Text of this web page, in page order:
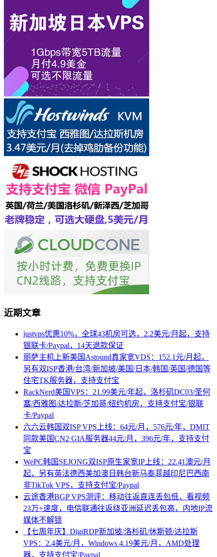
近期文章
justvps优惠10%，全球43机房可选，2.2美元/月起，支持
银联卡/Paypal，14天退款保证
丽萨主机上新美国Astound真家宽VDS：152.1元/月起，
另有双ISP香港/台湾/新加坡/美国/日本/韩国/英国/德国等
住宅TK服务器，支持支付宝
RackNerd美国VPS：21.99美元/年起，洛杉矶DC03/圣何
塞/西雅图/达拉斯/芝加哥/纽约机房，支持支付宝/银联
卡/Paypal
六六云韩国双ISP VPS上线：64元/月，576元/年，DMIT
同款美国CN2 GIA服务器44元/月，396元/年，支持支付
宝
WePC韩国SEJONG双ISP原生家宽IP上线：22.41澳元/月
起，另有英法德西美加澳日韩台新马泰菲越印尼巴西南
非TikTok VPS，支持支付宝/Paypal
云途香港BGP VPS测评：移动往返直连丢包低，看视频
23万+速度，电信联通往返绕亚洲延迟丢包高，内地IP流
媒体不解锁
【七周年庆】DigiRDP新加坡/洛杉矶/休斯顿/达拉斯
VPS：2.4美元/月，Windows 4.19美元/月，AMD处理
器，支持支付宝/Paypal